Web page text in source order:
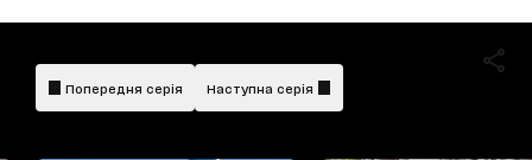
Попередня серія Наступна серія